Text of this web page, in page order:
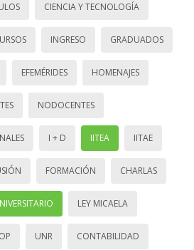
CIENCIA Y TECNOLOGÍA
INGRESO GRADUADOS
EFEMÉRIDES HOMENAJES
NODOCENTES
I + D IITEA IITAE
FORMACIÓN CHARLAS
LEY MICAELA
UNR CONTABILIDAD